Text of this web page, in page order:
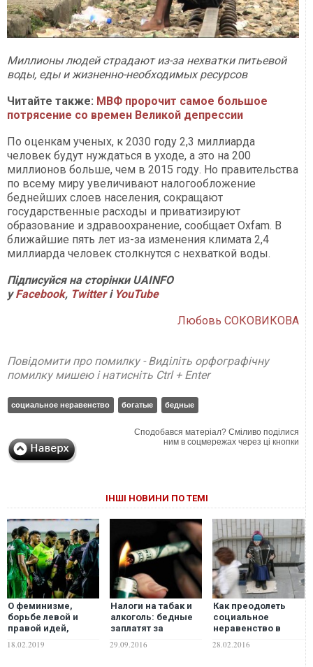
Миллионы людей страдают из-за нехватки питьевой
воды, еды и жизненно-необходимых ресурсов
Читайте также: МВФ пророчит самое большое
потрясение со времен Великой депрессии
По оценкам ученых, к 2030 году 2,3 миллиарда
человек будут нуждаться в уходе, а это на 200
миллионов больше, чем в 2015 году. Но правительства
по всему миру увеличивают налогообложение
беднейших слоев населения, сокращают
государственные расходы и приватизируют
образование и здравоохранение, сообщает Oxfam. В
ближайшие пять лет из-за изменения климата 2,4
миллиарда человек столкнутся с нехваткой воды.
Підписуйся на сторінки UAINFO
уFacebook, Twitterі YouTube
Любовь СОКОВИКОВА
Повідомити про помилку - Виділіть орфографічну
помилку мишею і натисніть Ctrl + Enter
социальное неравенство богатые бедные
Сподобався матеріал? Сміливо поділися
ним в соцмережах через ці кнопки
ІНШІ НОВИНИ ПО ТЕМІ
О феминизме,
борьбе левой и
правой идей,
социальном
прогрессе
18.02.2019
Налоги на табак и
алкоголь: бедные
заплатят за
богатых?
29.09.2016
Как преодолеть
социальное
неравенство в
Украине
28.02.2016